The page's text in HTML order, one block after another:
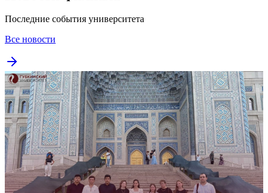
Последние события университета
Все новости